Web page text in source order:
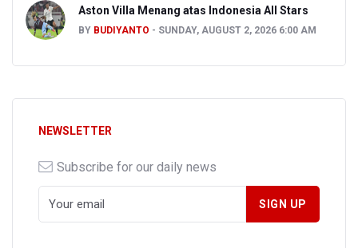
Aston Villa Menang atas Indonesia All Stars
BY BUDIYANTO SUNDAY, AUGUST 2, 2026 6:00 AM
NEWSLETTER
Subscribe for our daily news